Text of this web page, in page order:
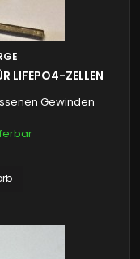
LIFEPO4-ZELLEN
Gewinden